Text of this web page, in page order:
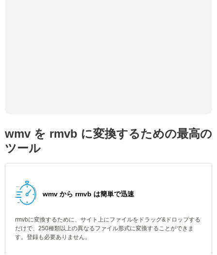
wmv を rmvb に変換するための最高の
ツール
wmv から rmvb は簡単で迅速
rmvbに変換するために、サイト上にファイルをドラッグ&ドロップする
だけで、250種類以上の異なるファイル形式に変換することができま
す。登録も必要ありません。